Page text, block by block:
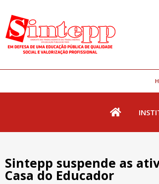
Sintepp suspende as
Casa do Educador